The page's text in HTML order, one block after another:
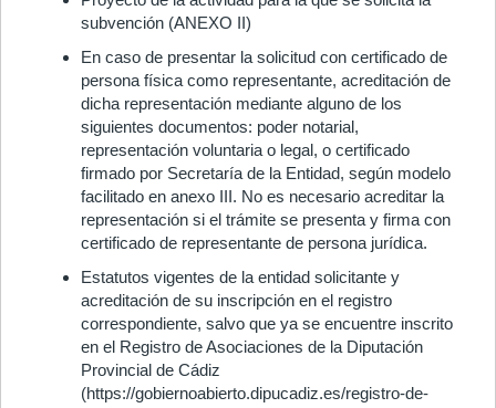
subvención (ANEXO II)
En caso de presentar la solicitud con certificado de
persona física como representante, acreditación de
dicha representación mediante alguno de los
siguientes documentos: poder notarial,
representación voluntaria o legal, o certificado
firmado por Secretaría de la Entidad, según modelo
facilitado en anexo III. No es necesario acreditar la
representación si el trámite se presenta y firma con
certificado de representante de persona jurídica.
Estatutos vigentes de la entidad solicitante y
acreditación de su inscripción en el registro
correspondiente, salvo que ya se encuentre inscrito
en el Registro de Asociaciones de la Diputación
Provincial de Cádiz
(https://gobiernoabierto.dipucadiz.es/registro-de-